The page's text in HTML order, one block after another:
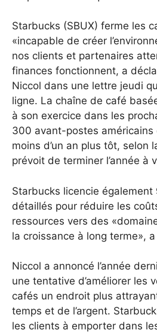
Starbucks (SBUX) ferme les
«incapable de créer
nos clients et partenaires
finances fonctionnent, a
Niccol dans une lettre jeudi
ligne. La chaîne de café
à son exercice dans les
300 avant-postes américains
moins d’un an plus tôt, selon
prévoit de terminer l’année à
Starbucks licencie
détaillés pour réduire les
ressources vers des
la croissance à long terme»,
Niccol a annoncé l’année
une tentative d’améliorer les
cafés un endroit plus
temps et de l’argent.
les clients à emporter dans